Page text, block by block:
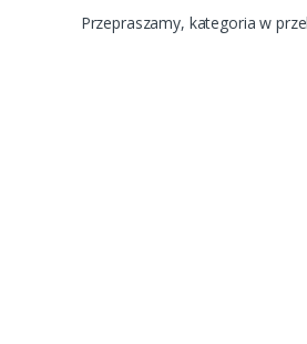
Przepraszamy, kategoria w